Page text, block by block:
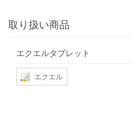
取り扱い商品
エクエルタブレット
エクエル